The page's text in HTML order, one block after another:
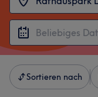
Sortieren nach